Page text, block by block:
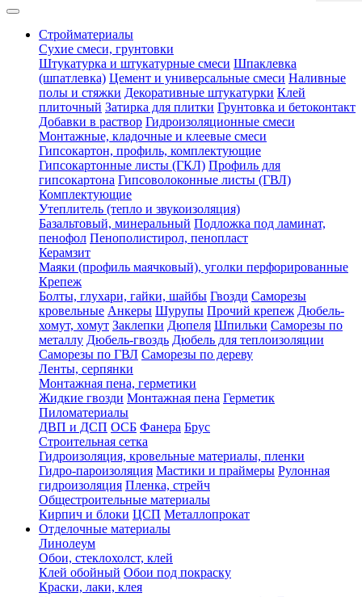
Стройматериалы
Сухие смеси, грунтовки
Штукатурка и штукатурные смеси Шпаклевка
(шпатлевка) Цемент и универсальные смеси Наливные
полы и стяжки Декоративные штукатурки Клей
плиточный Затирка для плитки Грунтовка и бетоконтакт
Добавки в раствор Гидроизоляционные смеси
Монтажные, кладочные и клеевые смеси
Гипсокартон, профиль, комплектующие
Гипсокартонные листы (ГКЛ) Профиль для
гипсокартона Гипсоволоконные листы (ГВЛ)
Комплектующие
Утеплитель (тепло и звукоизоляция)
Базальтовый, минеральный Подложка под ламинат,
пенофол Пенополистирол, пенопласт
Керамзит
Маяки (профиль маячковый), уголки перфорированные
Крепеж
Болты, глухари, гайки, шайбы Гвозди Саморезы
кровельные Анкеры Шурупы Прочий крепеж Дюбель-
хомут, хомут Заклепки Дюпеля Шпильки Саморезы по
металлу Дюбель-гвоздь Дюбель для теплоизоляции
Саморезы по ГВЛ Саморезы по дереву
Ленты, серпянки
Монтажная пена, герметики
Жидкие гвозди Монтажная пена Герметик
Пиломатериалы
ДВП и ДСП ОСБ Фанера Брус
Строительная сетка
Гидроизоляция, кровельные материалы, пленки
Гидро-пароизоляция Мастики и праймеры Рулонная
гидроизоляция Пленка, стрейч
Общестроительные материалы
Кирпич и блоки ЦСП Металлопрокат
Отделочные материалы
Линолеум
Обои, стеклохолст, клей
Клей обойный Обои под покраску
Краски, лаки, клея